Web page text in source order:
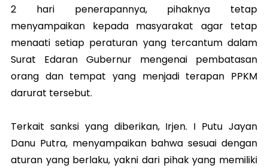
2 hari penerapannya, pihaknya tetap
menyampaikan kepada masyarakat agar tetap
menaati setiap peraturan yang tercantum dalam
Surat Edaran Gubernur mengenai pembatasan
orang dan tempat yang menjadi terapan PPKM
darurat tersebut.
Terkait sanksi yang diberikan, Irjen. I Putu Jayan
Danu Putra, menyampaikan bahwa sesuai dengan
aturan yang berlaku, yakni dari pihak yang memiliki